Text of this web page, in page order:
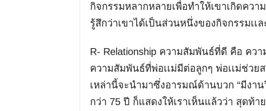
กิจกรรมหลากหลายเพื่อทำให้เขาเกิดคว
รู้สึกว่าเขาได้เป็นส่วนหนึ่งของกิจกรรมเเ
R- Relationship ความสัมพันธ์ที่ดี คือ ค
ความสัมพันธ์ที่พ่อเเม่มีต่อลูกๆ พ่อเเม่ช่ว
เหล่านี้จะนำมาซึ่งอารมณ์ด้านบวก “มีงา
กว่า 75 ปี ก็แสดงให้เราเห็นแล้วว่า สุดท้